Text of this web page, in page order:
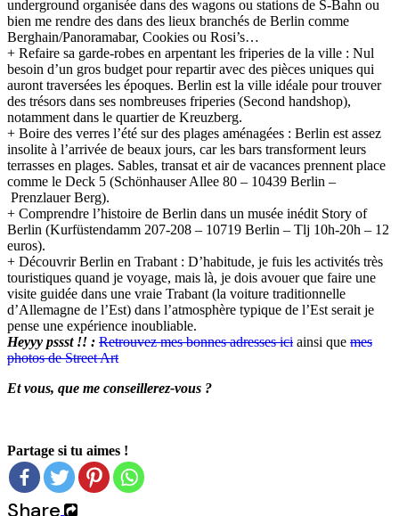
underground organisée dans des wagons ou stations de S-Bahn ou
bien me rendre des dans des lieux branchés de Berlin comme
Berghain/Panoramabar, Cookies ou Rosi’s…
+ Refaire sa garde-robes en arpentant les friperies de la ville : Nul
besoin d’un gros budget pour repartir avec des pièces uniques qui
auront traversées les époques. Berlin est la ville idéale pour trouver
des trésors dans ses nombreuses friperies (Second handshop),
notamment dans le quartier de Kreuzberg.
+ Boire des verres l’été sur des plages aménagées : Berlin est assez
insolite à l’arrivée de beaux jours, car les bars transforment leurs
terrasses en plages. Sables, transat et air de vacances prennent place
comme le Deck 5 (Schönhauser Allee 80 – 10439 Berlin –
Prenzlauer Berg).
+ Comprendre l’histoire de Berlin dans un musée inédit Story of
Berlin (Kurfüstendamm 207-208 – 10719 Berlin – Tlj 10h-20h – 12
euros).
+ Découvrir Berlin en Trabant : D’habitude, je fuis les activités très
touristiques quand je voyage, mais là, je dois avouer que faire une
visite guidée dans une vraie Trabant (la voiture traditionnelle
d’Allemagne de l’Est) dans l’atmosphère typique de l’Est serait je
pense une expérience inoubliable.
Heyyy pssst !! : Retrouvez mes bonnes adresses ici ainsi que mes
photos de Street Art
Et vous, que me conseillerez-vous ?
Partage si tu aimes !
Share